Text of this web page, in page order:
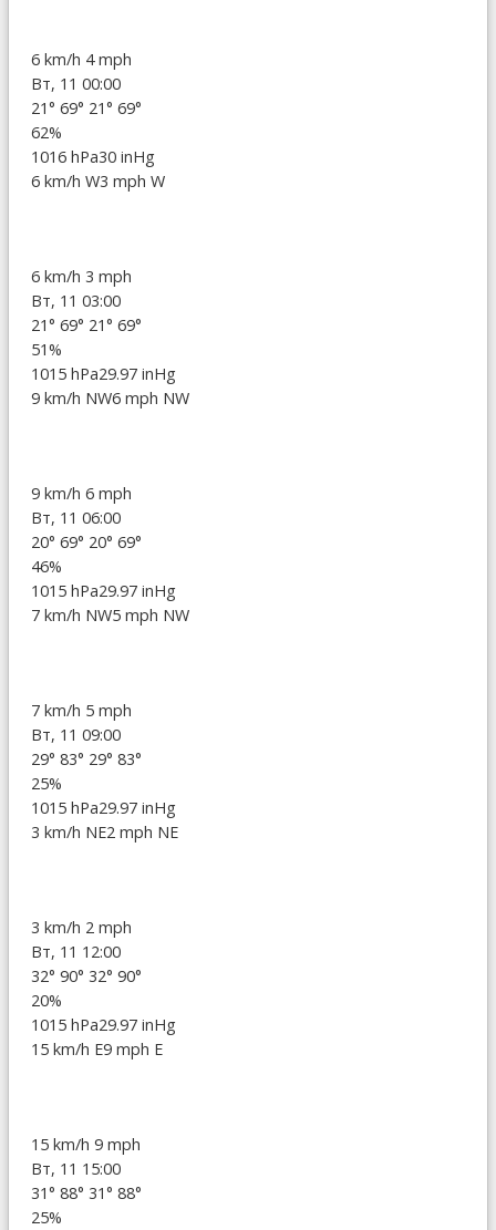
6 km/h 4 mph
Вт, 11 00:00
21° 69° 21° 69°
62%
1016 hPa30 inHg
6 km/h W3 mph W
6 km/h 3 mph
Вт, 11 03:00
21° 69° 21° 69°
51%
1015 hPa29.97 inHg
9 km/h NW6 mph NW
9 km/h 6 mph
Вт, 11 06:00
20° 69° 20° 69°
46%
1015 hPa29.97 inHg
7 km/h NW5 mph NW
7 km/h 5 mph
Вт, 11 09:00
29° 83° 29° 83°
25%
1015 hPa29.97 inHg
3 km/h NE2 mph NE
3 km/h 2 mph
Вт, 11 12:00
32° 90° 32° 90°
20%
1015 hPa29.97 inHg
15 km/h E9 mph E
15 km/h 9 mph
Вт, 11 15:00
31° 88° 31° 88°
25%